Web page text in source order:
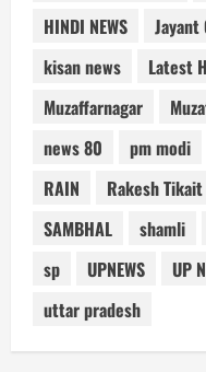
HINDI NEWS
Jayant
kisan news
Latest
Muzaffarnagar
news 80
pm modi
RAIN
Rakesh Tikait
SAMBHAL
shamli
sp
UPNEWS UP
uttar pradesh